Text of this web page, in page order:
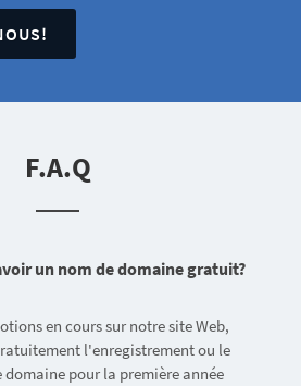
F.A.Q
un nom de domaine gratuit?
en cours sur notre site Web,
l'enregistrement ou le
pour la première année